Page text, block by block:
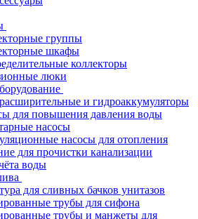
группы
шкафы
коллекторы
люки
и гидроаккумуляторы
для повышения давления воды
насосы
насосы для отопления
для прочистки канализации
воды
для сливных бачков унитазов
трубы для сифона
трубы и манжеты для